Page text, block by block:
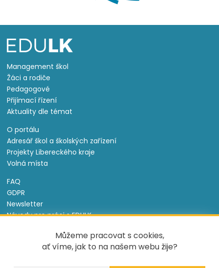
Můžeme pracovat s cookies,
ať víme, jak to na našem webu žije?
Management škol
Žáci a rodiče
Pedagogové
Přijímací řízení
Aktuality dle témat
O portálu
Adresář škol a školských zařízení
Projekty Libereckého kraje
Volná místa
FAQ
GDPR
Newsletter
Návody pro práci s EDULK
Nastavení cookies
Informace o souborech cookie